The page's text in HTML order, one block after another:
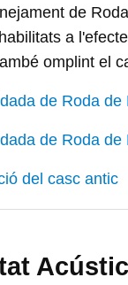
de
a
omplint el
de Roda de
de Roda de
del casc antic